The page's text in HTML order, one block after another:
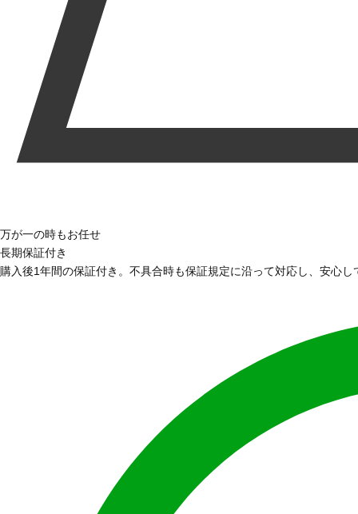
万が一の時もお任せ
長期保証付き
購入後1年間の保証付き。不具合時も保証規定に沿って対応し、安心